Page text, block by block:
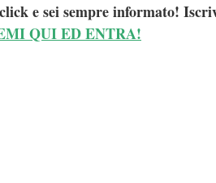
e sei sempre informato!
QUI ED ENTRA!